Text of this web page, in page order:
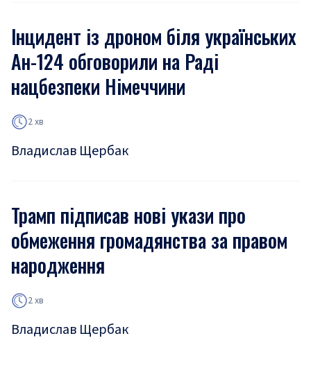
Інцидент із дроном біля українських
Ан-124 обговорили на Раді
нацбезпеки Німеччини
2 хв
Владислав Щербак
Трамп підписав нові укази про
обмеження громадянства за правом
народження
2 хв
Владислав Щербак